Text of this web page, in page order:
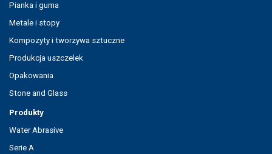
Pianka i guma
Metale i stopy
Kompozyty i tworzywa sztuczne
Produkcja uszczelek
Opakowania
Stone and Glass
Produkty
Water Abrasive
Serie A